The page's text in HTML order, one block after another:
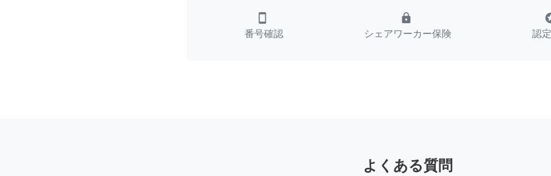
smartphone
番号確認
lock
シェアワーカー保険 認
よくある質問